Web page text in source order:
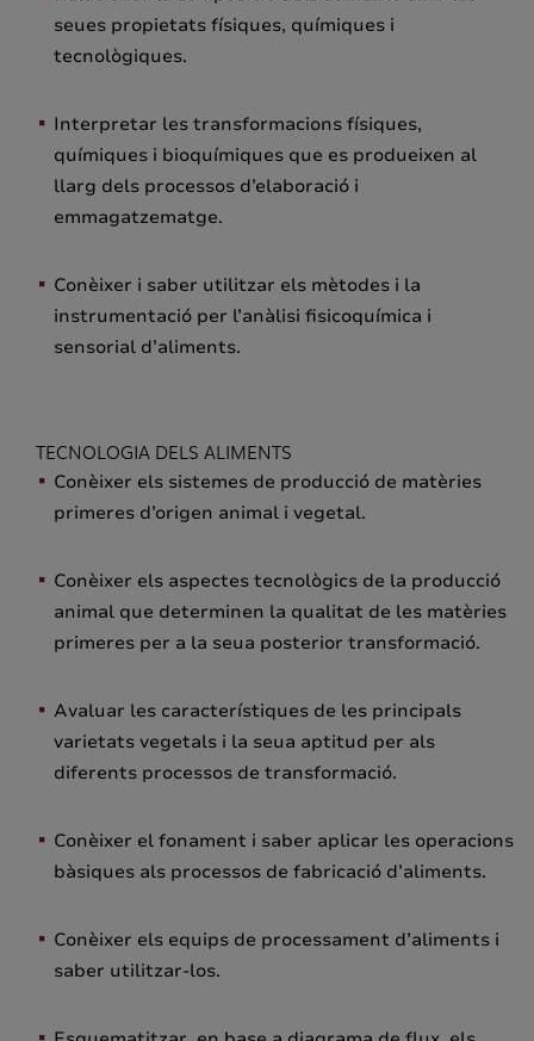
seues propietats físiques, químiques i
tecnològiques.
Interpretar les transformacions físiques,
químiques i bioquímiques que es produeixen al
llarg dels processos d’elaboració i
emmagatzematge.
Conèixer i saber utilitzar els mètodes i la
instrumentació per l’anàlisi fisicoquímica i
sensorial d’aliments.
TECNOLOGIA DELS ALIMENTS
Conèixer els sistemes de producció de matèries
primeres d’origen animal i vegetal.
Conèixer els aspectes tecnològics de la producció
animal que determinen la qualitat de les matèries
primeres per a la seua posterior transformació.
Avaluar les característiques de les principals
varietats vegetals i la seua aptitud per als
diferents processos de transformació.
Conèixer el fonament i saber aplicar les operacions
bàsiques als processos de fabricació d’aliments.
Conèixer els equips de processament d’aliments i
saber utilitzar-los.